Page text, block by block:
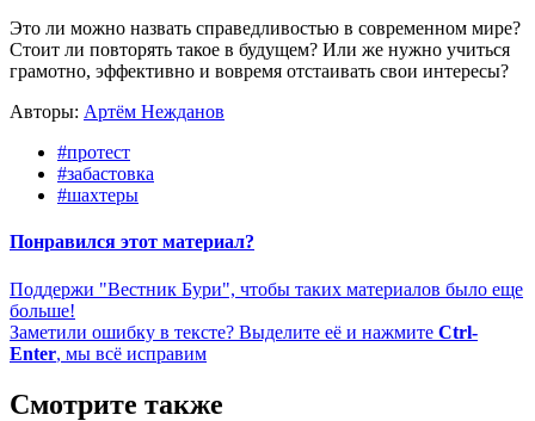
Это ли можно назвать справедливостью в современном мире?
Стоит ли повторять такое в будущем? Или же нужно учиться
грамотно, эффективно и вовремя отстаивать свои интересы?
Авторы: Артём Нежданов
#протест
#забастовка
#шахтеры
Понравился этот материал?
Поддержи "Вестник Бури", чтобы таких материалов было еще
больше!
Заметили ошибку в тексте? Выделите её и нажмите Ctrl-
Enter, мы всё исправим
Смотрите также